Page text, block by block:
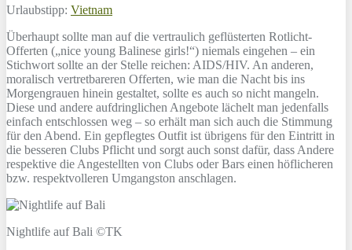
Urlaubstipp: Vietnam
Überhaupt sollte man auf die vertraulich geflüsterten Rotlicht-
Offerten („nice young Balinese girls!“) niemals eingehen – ein
Stichwort sollte an der Stelle reichen: AIDS/HIV. An anderen,
moralisch vertretbareren Offerten, wie man die Nacht bis ins
Morgengrauen hinein gestaltet, sollte es auch so nicht mangeln.
Diese und andere aufdringlichen Angebote lächelt man jedenfalls
einfach entschlossen weg – so erhält man sich auch die Stimmung
für den Abend. Ein gepflegtes Outfit ist übrigens für den Eintritt in
die besseren Clubs Pflicht und sorgt auch sonst dafür, dass Andere
respektive die Angestellten von Clubs oder Bars einen höflicheren
bzw. respektvolleren Umgangston anschlagen.
Nightlife auf Bali ©TK